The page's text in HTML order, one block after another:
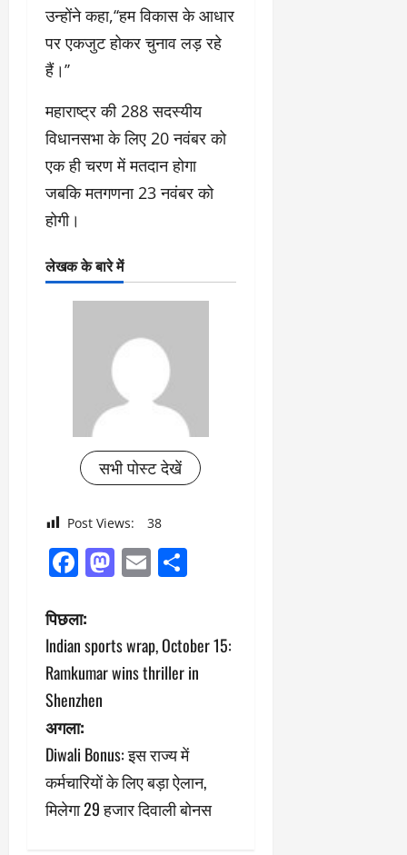
उन्होंने कहा,‘‘हम विकास के आधार
पर एकजुट होकर चुनाव लड़ रहे
हैं।’’
महाराष्ट्र की 288 सदस्यीय
विधानसभा के लिए 20 नवंबर को
एक ही चरण में मतदान होगा
जबकि मतगणना 23 नवंबर को
होगी।
लेखक के बारे में
सभी पोस्ट देखें
Post Views: 38
Facebook
Mastodon
Email
पो
स्ट
ने
वि
गे
श
पिछला:
Indian sports wrap, October 15:
Ramkumar wins thriller in
Shenzhen
अगला:
Diwali Bonus: इस राज्य में
कर्मचारियों के लिए बड़ा ऐलान,
मिलेगा 29 हजार दिवाली बोनस